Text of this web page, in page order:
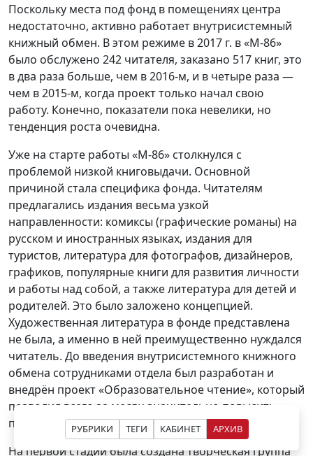
РУБРИКИ ТЕГИ КАБИНЕТ АРХИВ
Поскольку места под фонд в помещениях центра
недостаточно, активно работает внутрисистемный
книжный обмен. В этом режиме в 2017 г. в «М-86»
было обслужено 242 читателя, заказано 517 книг, это
в два раза больше, чем в 2016-м, и в четыре раза —
чем в 2015-м, когда проект только начал свою
работу. Конечно, показатели пока невелики, но
тенденция роста очевидна.
Уже на старте работы «М-86» столкнулся с
проблемой низкой книговыдачи. Основной
причиной стала специфика фонда. Читателям
предлагались издания весьма узкой
направленности: комиксы (графические романы) на
русском и иностранных языках, издания для
туристов, литература для фотографов, дизайнеров,
графиков, популярные книги для развития личности
и работы над собой, а также литература для детей и
родителей. Это было заложено концепцией.
Художественная литература в фонде представлена
не была, а именно в ней преимущественно нуждался
читатель. До введения внутрисистемного книжного
обмена сотрудниками отдела был разработан и
внедрён проект «Образовательное чтение», который
позволил всего за месяц значительно повысить
показатель книговыдачи.
На первой стадии была создана творческая группа